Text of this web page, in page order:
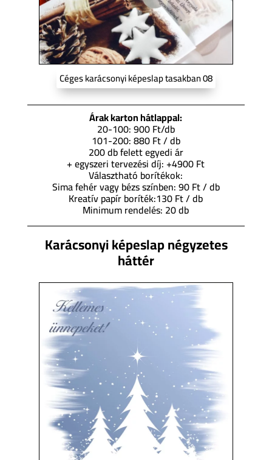
Céges karácsonyi képeslap tasakban 08
Árak karton hátlappal:
20-100: 900 Ft/db
101-200: 880 Ft / db
200 db felett egyedi ár
+ egyszeri tervezési díj: +4900 Ft
Választható borítékok:
Sima fehér vagy bézs színben: 90 Ft / db
Kreatív papír boríték:130 Ft / db
Minimum rendelés: 20 db
Karácsonyi képeslap négyzetes
háttér